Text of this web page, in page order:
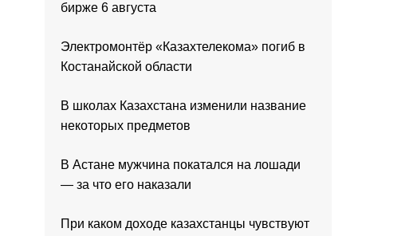
бирже 6 августа
Электромонтёр «Казахтелекома» погиб в
Костанайской области
В школах Казахстана изменили название
некоторых предметов
В Астане мужчина покатался на лошади
— за что его наказали
При каком доходе казахстанцы чувствуют